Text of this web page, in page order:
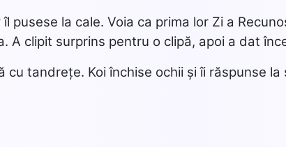
pusese la cale. Voia ca prima lor Zi a
A clipit surprins pentru o clipă, apoi a dat
cu tandrețe. Koi închise ochii și îi răspunse